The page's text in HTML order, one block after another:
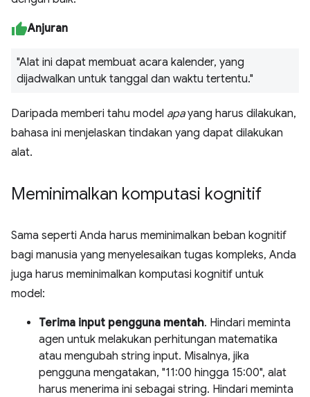
Anjuran
"Alat ini dapat membuat acara kalender, yang
dijadwalkan untuk tanggal dan waktu tertentu."
Daripada memberi tahu model apayang harus dilakukan,
bahasa ini menjelaskan tindakan yang dapat dilakukan
alat.
Meminimalkan komputasi kognitif
Sama seperti Anda harus meminimalkan beban kognitif
bagi manusia yang menyelesaikan tugas kompleks, Anda
juga harus meminimalkan komputasi kognitif untuk
model:
Terima input pengguna mentah. Hindari meminta
agen untuk melakukan perhitungan matematika
atau mengubah string input. Misalnya, jika
pengguna mengatakan, "11:00 hingga 15:00", alat
harus menerima ini sebagai string. Hindari meminta